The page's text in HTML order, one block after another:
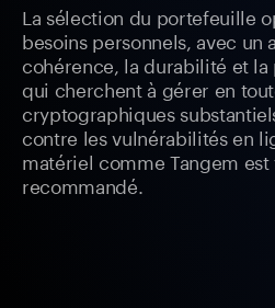
La sélection du portefeuille
besoins personnels, avec
cohérence, la durabilité et
qui cherchent à gérer en
cryptographiques
contre les vulnérabilités en
matériel comme Tangem
recommandé.